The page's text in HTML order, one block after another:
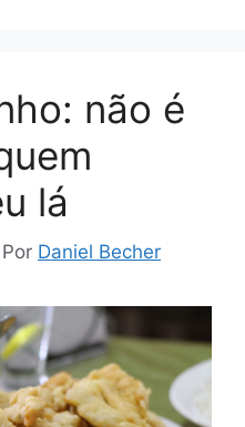
não é
lá
Por Daniel Becher